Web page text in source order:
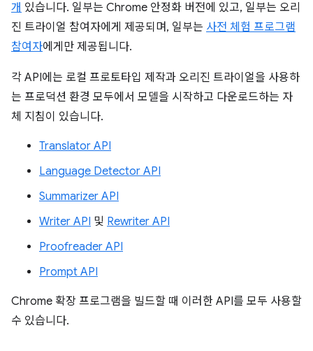
개 있습니다. 일부는 Chrome 안정화 버전에 있고, 일부는 오리
진 트라이얼 참여자에게 제공되며, 일부는 사전 체험 프로그램
참여자에게만 제공됩니다.
각 API에는 로컬 프로토타입 제작과 오리진 트라이얼을 사용하
는 프로덕션 환경 모두에서 모델을 시작하고 다운로드하는 자
체 지침이 있습니다.
Translator API
Language Detector API
Summarizer API
Writer API 및 Rewriter API
Proofreader API
Prompt API
Chrome 확장 프로그램을 빌드할 때 이러한 API를 모두 사용할
수 있습니다.